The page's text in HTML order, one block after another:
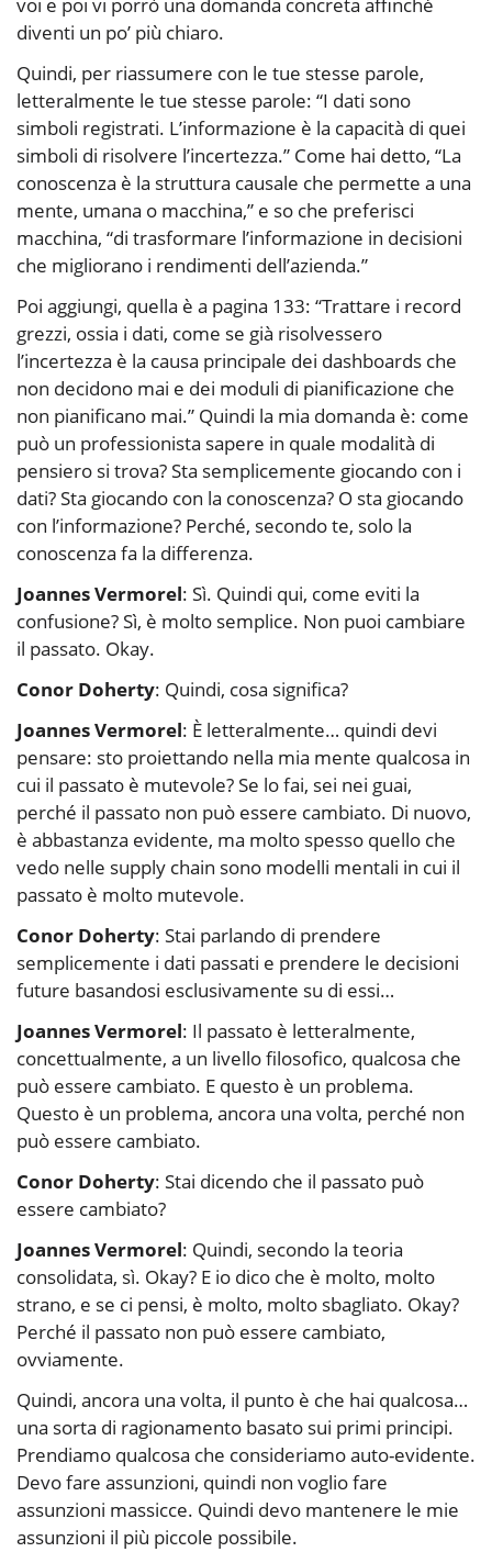
voi e poi vi porrò una domanda concreta affinché
diventi un po’ più chiaro.
Quindi, per riassumere con le tue stesse parole,
letteralmente le tue stesse parole: “I dati sono
simboli registrati. L’informazione è la capacità di quei
simboli di risolvere l’incertezza.” Come hai detto, “La
conoscenza è la struttura causale che permette a una
mente, umana o macchina,” e so che preferisci
macchina, “di trasformare l’informazione in decisioni
che migliorano i rendimenti dell’azienda.”
Poi aggiungi, quella è a pagina 133: “Trattare i record
grezzi, ossia i dati, come se già risolvessero
l’incertezza è la causa principale dei dashboards che
non decidono mai e dei moduli di pianificazione che
non pianificano mai.” Quindi la mia domanda è: come
può un professionista sapere in quale modalità di
pensiero si trova? Sta semplicemente giocando con i
dati? Sta giocando con la conoscenza? O sta giocando
con l’informazione? Perché, secondo te, solo la
conoscenza fa la differenza.
Joannes Vermorel: Sì. Quindi qui, come eviti la
confusione? Sì, è molto semplice. Non puoi cambiare
il passato. Okay.
Conor Doherty: Quindi, cosa significa?
Joannes Vermorel: È letteralmente… quindi devi
pensare: sto proiettando nella mia mente qualcosa in
cui il passato è mutevole? Se lo fai, sei nei guai,
perché il passato non può essere cambiato. Di nuovo,
è abbastanza evidente, ma molto spesso quello che
vedo nelle supply chain sono modelli mentali in cui il
passato è molto mutevole.
Conor Doherty: Stai parlando di prendere
semplicemente i dati passati e prendere le decisioni
future basandosi esclusivamente su di essi…
Joannes Vermorel: Il passato è letteralmente,
concettualmente, a un livello filosofico, qualcosa che
può essere cambiato. E questo è un problema.
Questo è un problema, ancora una volta, perché non
può essere cambiato.
Conor Doherty: Stai dicendo che il passato può
essere cambiato?
Joannes Vermorel: Quindi, secondo la teoria
consolidata, sì. Okay? E io dico che è molto, molto
strano, e se ci pensi, è molto, molto sbagliato. Okay?
Perché il passato non può essere cambiato,
ovviamente.
Quindi, ancora una volta, il punto è che hai qualcosa…
una sorta di ragionamento basato sui primi principi.
Prendiamo qualcosa che consideriamo auto-evidente.
Devo fare assunzioni, quindi non voglio fare
assunzioni massicce. Quindi devo mantenere le mie
assunzioni il più piccole possibile.